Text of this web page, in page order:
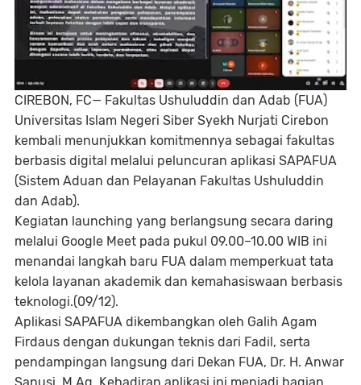
CIREBON, FC— Fakultas Ushuluddin dan Adab (FUA)
Universitas Islam Negeri Siber Syekh Nurjati Cirebon
kembali menunjukkan komitmennya sebagai fakultas
berbasis digital melalui peluncuran aplikasi SAPAFUA
(Sistem Aduan dan Pelayanan Fakultas Ushuluddin
dan Adab).
Kegiatan launching yang berlangsung secara daring
melalui Google Meet pada pukul 09.00–10.00 WIB ini
menandai langkah baru FUA dalam memperkuat tata
kelola layanan akademik dan kemahasiswaan berbasis
teknologi.(09/12).
Aplikasi SAPAFUA dikembangkan oleh Galih Agam
Firdaus dengan dukungan teknis dari Fadil, serta
pendampingan langsung dari Dekan FUA, Dr. H. Anwar